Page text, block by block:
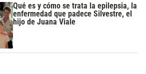
Qué es y cómo se trata la epilepsia, la
enfermedad que padece Silvestre, el
hijo de Juana Viale